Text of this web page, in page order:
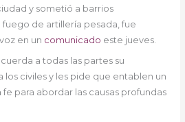
y sometió a barrios
de artillería pesada, fue
en un comunicado este jueves.
a todas las partes su
civiles y les pide que entablen un
para abordar las causas profundas